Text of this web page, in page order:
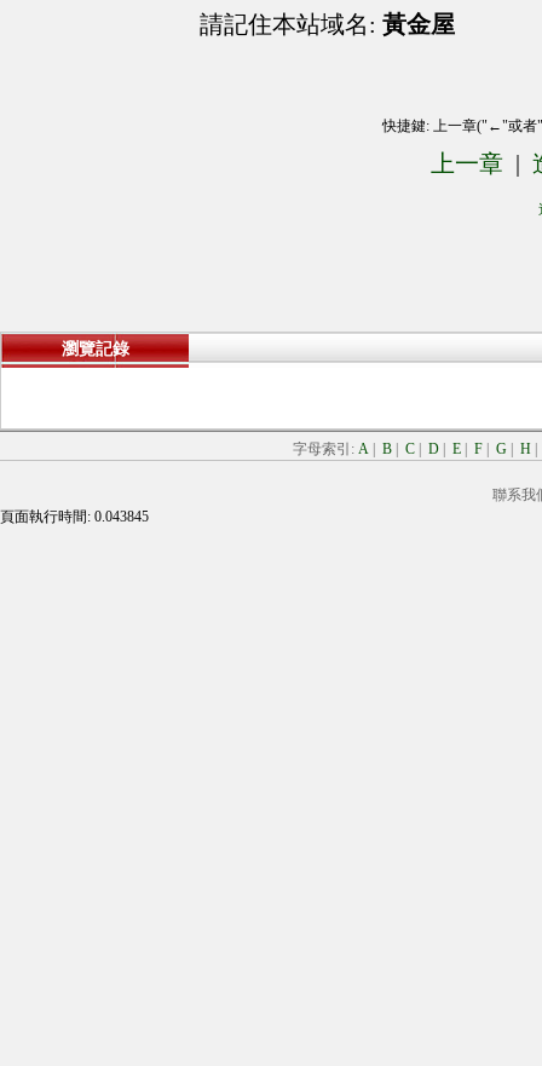
請記住本站域名: 黃金屋
快捷鍵: 上一章("←"或
上一章 |
瀏覽記錄
字母索引: A B C D E F G H
聯系我
頁面執行時間: 0.043845